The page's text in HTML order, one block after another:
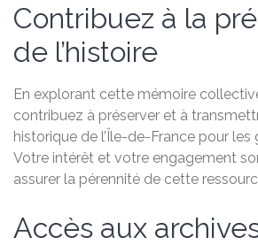
Contribuez à la
de l’histoire
En explorant cette mémoire
contribuez à préserver et à
historique de l’Île-de-France pour les
Votre intérêt et votre engagement
assurer la pérennité de cette
Accès aux